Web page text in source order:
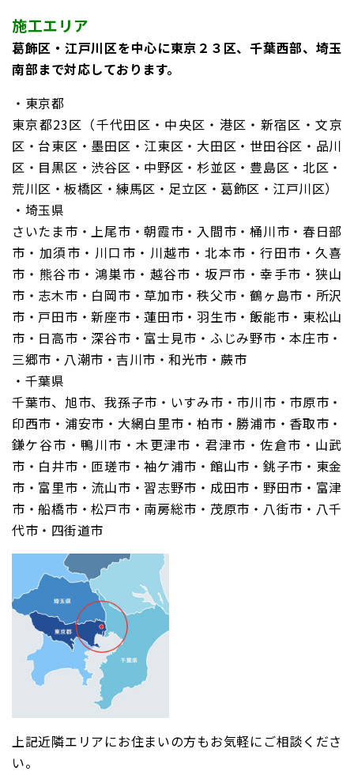
施工エリア
葛飾区・江戸川区を中心に東京２３区、千葉西部、埼玉
南部まで対応しております。
・東京都
東京都23区（千代田区・中央区・港区・新宿区・文京
区・台東区・墨田区・江東区・大田区・世田谷区・品川
区・目黒区・渋谷区・中野区・杉並区・豊島区・北区・
荒川区・板橋区・練馬区・足立区・葛飾区・江戸川区）
・埼玉県
さいたま市・上尾市・朝霞市・入間市・桶川市・春日部
市・加須市・川口市・川越市・北本市・行田市・久喜
市・熊谷市・鴻巣市・越谷市・坂戸市・幸手市・狭山
市・志木市・白岡市・草加市・秩父市・鶴ヶ島市・所沢
市・戸田市・新座市・蓮田市・羽生市・飯能市・東松山
市・日高市・深谷市・富士見市・ふじみ野市・本庄市・
三郷市・八潮市・吉川市・和光市・蕨市
・千葉県
千葉市、旭市、我孫子市・いすみ市・市川市・市原市・
印西市・浦安市・大網白里市・柏市・勝浦市・香取市・
鎌ケ谷市・鴨川市・木更津市・君津市・佐倉市・山武
市・白井市・匝瑳市・袖ケ浦市・館山市・銚子市・東金
市・富里市・流山市・習志野市・成田市・野田市・富津
市・船橋市・松戸市・南房総市・茂原市・八街市・八千
代市・四街道市
上記近隣エリアにお住まいの方もお気軽にご相談くださ
い。